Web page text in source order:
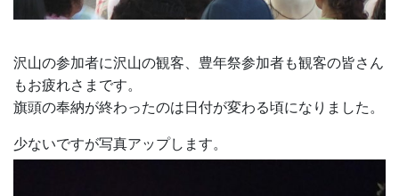
沢山の参加者に沢山の観客、豊年祭参加者も観客の皆さん
もお疲れさまです。
旗頭の奉納が終わったのは日付が変わる頃になりました。
少ないですが写真アップします。